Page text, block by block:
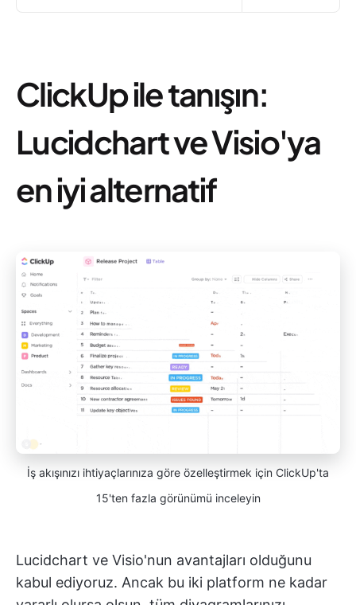
ClickUp ile tanışın:
Lucidchart ve Visio'ya
en iyi alternatif
İş akışınızı ihtiyaçlarınıza göre özelleştirmek için ClickUp'ta
15'ten fazla görünümü inceleyin
Lucidchart ve Visio'nun avantajları olduğunu
kabul ediyoruz. Ancak bu iki platform ne kadar